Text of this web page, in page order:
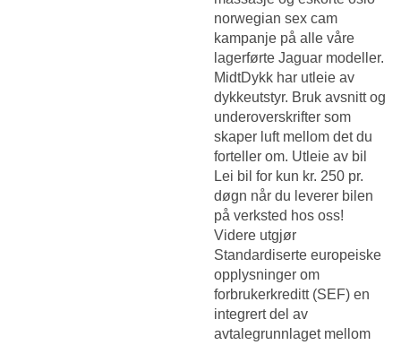
norwegian sex cam
kampanje på alle våre
lagerførte Jaguar modeller.
MidtDykk har utleie av
dykkeutstyr. Bruk avsnitt og
underoverskrifter som
skaper luft mellom det du
forteller om. Utleie av bil
Lei bil for kun kr. 250 pr.
døgn når du leverer bilen
på verksted hos oss!
Videre utgjør
Standardiserte europeiske
opplysninger om
forbrukerkreditt (SEF) en
integrert del av
avtalegrunnlaget mellom